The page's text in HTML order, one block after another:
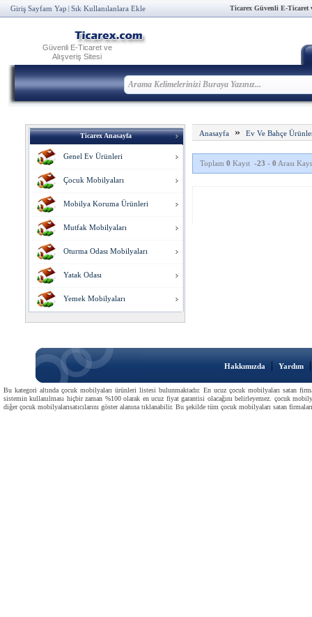
Giriş Sayfam Yap Sık Kullanılanlara Ekle Ticarex Güvenli E-Ticaret
Güvenli E-Ticaret ve
Alışveriş Sitesi
Ticarex Anasayfa
Genel Ev Ürünleri
Çocuk Mobilyaları
Mobilya Koruma Ürünleri
Mutfak Mobilyaları
Oturma Odası Mobilyaları
Yatak Odası
Yemek Mobilyaları
Anasayfa » Ev Ve Bahçe
Toplam 0 Kayıt -23 - 0 Arası
Hakkımızda | Yardım
Bu kategori altında çocuk mobilyaları ürünleri listesi bulunmaktadır. En ucuz çocuk mobilyaları satan
sistemin kullanılması hiçbir zaman %100 olarak en ucuz fiyat garantisi olacağını belirleyemez. çocuk
diğer çocuk mobilyalarısatıcılarını göster alanına tıklanabilir. Bu şekilde tüm çocuk mobilyaları satan